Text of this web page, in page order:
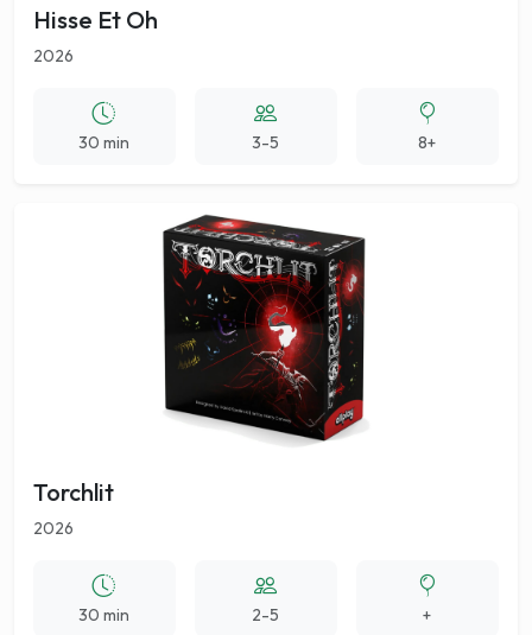
Hisse Et Oh
2026
30 min 3-5 8+
Torchlit
2026
30 min 2-5 +